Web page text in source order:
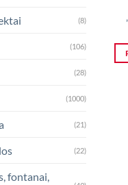
(8)
(106)
(28)
(1000)
(21)
(22)
fontanai,